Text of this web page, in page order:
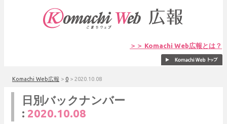
＞＞ Komachi Web広報とは？
Komachi Web広報 > 0 > 2020.10.08
日別バックナンバー
: 2020.10.08